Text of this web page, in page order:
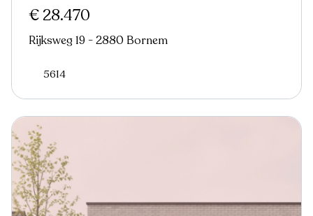
€ 28.470
Rijksweg 19 - 2880 Bornem
5614